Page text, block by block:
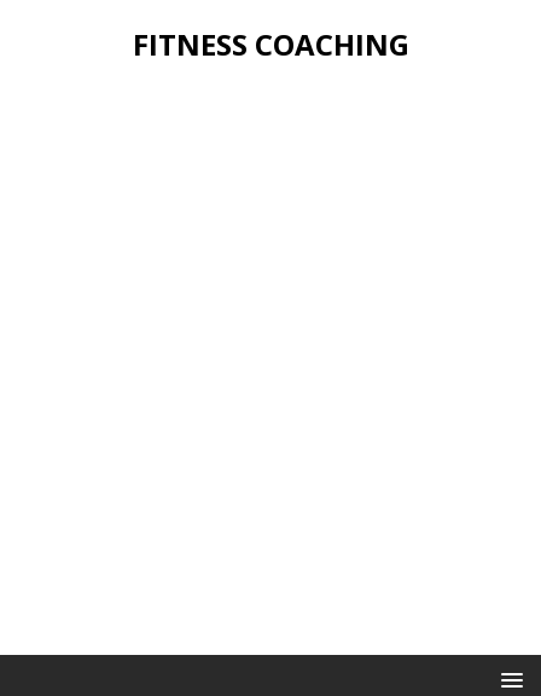
FITNESS COACHING